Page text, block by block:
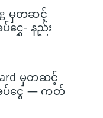
မှတဆင့်
ငွေ- နည်း
ချက်များ
မှတဆင့်
အပ်ငွေ — ကတ်
း